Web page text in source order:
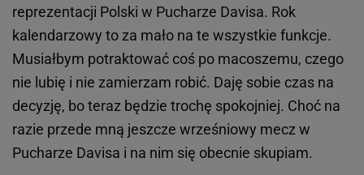
reprezentacji Polski w Pucharze Davisa. Rok
kalendarzowy to za mało na te wszystkie funkcje.
Musiałbym potraktować coś po macoszemu, czego
nie lubię i nie zamierzam robić. Daję sobie czas na
decyzję, bo teraz będzie trochę spokojniej. Choć na
razie przede mną jeszcze wrześniowy mecz w
Pucharze Davisa i na nim się obecnie skupiam.